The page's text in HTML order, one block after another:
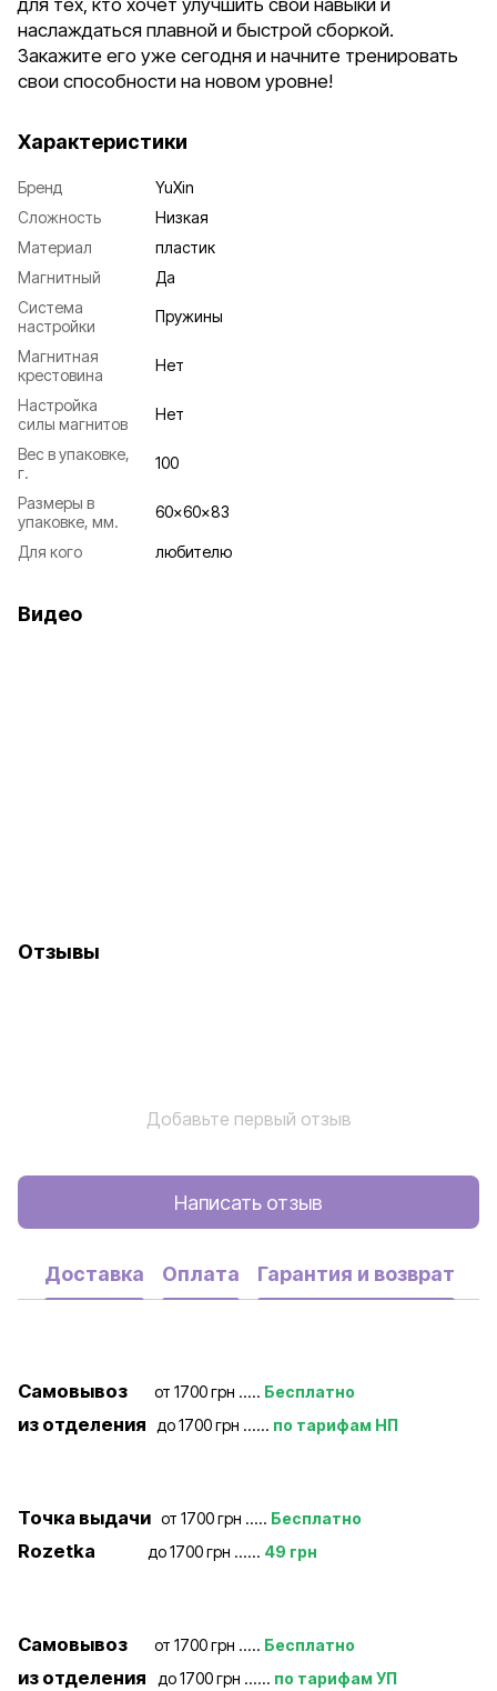
для тех, кто хочет улучшить свои навыки и
наслаждаться плавной и быстрой сборкой.
Закажите его уже сегодня и начните тренировать
свои способности на новом уровне!
Характеристики
Бренд
YuXin
Сложность
Низкая
Материал
пластик
Магнитный
Да
Система
настройки
Пружины
Магнитная
крестовина
Нет
Настройка
силы магнитов
Нет
Вес в упаковке,
г.
100
Размеры в
упаковке, мм.
60x60x83
Для кого любителю
Видео
Отзывы
Добавьте первый отзыв
Написать отзыв
Доставка Оплата Гарантия и возврат
Самовывоз от 1700 грн ..... Бесплатно
из отделения до 1700 грн ...... по тарифам НП
Точка выдачи от 1700 грн ..... Бесплатно
Rozetkaдо 1700 грн ...... 49 грн
Самовывоз от 1700 грн ..... Бесплатно
из отделения до 1700 грн ...... по тарифам УП